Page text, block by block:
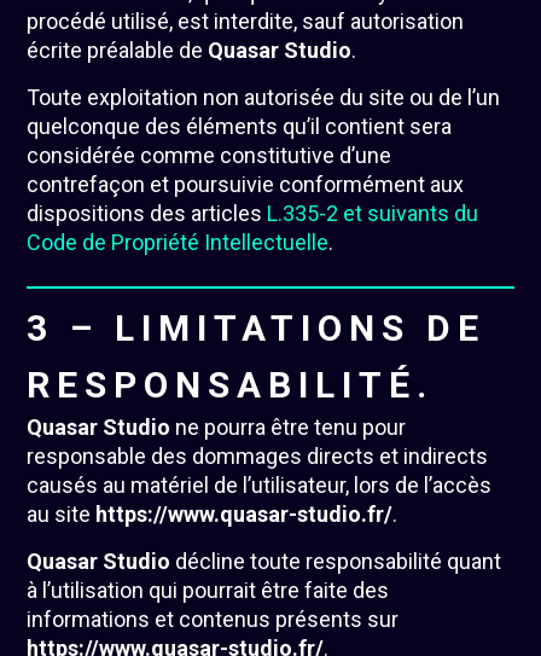
procédé utilisé, est interdite, sauf autorisation
écrite préalable de Quasar Studio.
Toute exploitation non autorisée du site ou de l’un
quelconque des éléments qu’il contient sera
considérée comme constitutive d’une
contrefaçon et poursuivie conformément aux
dispositions des articles L.335-2 et suivants du
Code de Propriété Intellectuelle.
3 – LIMITATIONS DE
RESPONSABILITÉ.
Quasar Studio ne pourra être tenu pour
responsable des dommages directs et indirects
causés au matériel de l’utilisateur, lors de l’accès
au site https://www.quasar-studio.fr/.
Quasar Studio décline toute responsabilité quant
à l’utilisation qui pourrait être faite des
informations et contenus présents sur
https://www.quasar-studio.fr/.